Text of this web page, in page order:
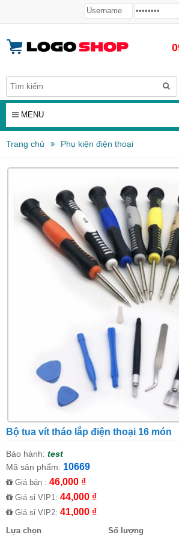
MENU
Trang chủ Phụ kiện điện thoại
Bộ tua vít tháo lắp điện thoại 16 món
Bảo hành: test
Mã sản phẩm: 10669
Giá bán : 46,000 ₫
Giá sỉ VIP1: 44,000 ₫
Giá sỉ VIP2: 41,000 ₫
Lựa chọn Số lượng